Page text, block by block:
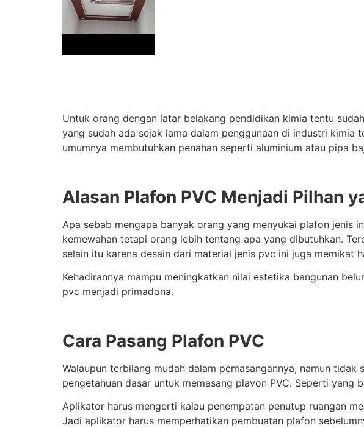
Untuk orang dengan latar belakang pendidikan kimia tentu
yang sudah ada sejak lama dalam penggunaan di industri
umumnya membutuhkan penahan seperti aluminium atau pipa
Alasan Plafon PVC Menjadi Pilhan
Apa sebab mengapa banyak orang yang menyukai plafon jenis
kemewahan tetapi orang lebih tentang apa yang dibutuhkan.
selain itu karena desain dari material jenis pvc ini juga memikat
Kehadirannya mampu meningkatkan nilai estetika bangunan
pvc menjadi primadona.
Cara Pasang Plafon PVC
Walaupun terbilang mudah dalam pemasangannya, namun
pengetahuan dasar untuk memasang plavon PVC. Seperti
Aplikator harus mengerti kalau penempatan penutup ruangan
Jadi aplikator harus memperhatikan pembuatan plafon